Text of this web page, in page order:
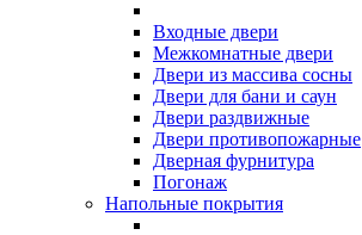
Входные двери
Межкомнатные двери
Двери из массива сосны
Двери для бани и саун
Двери раздвижные
Двери противопожарные
Дверная фурнитура
Погонаж
Напольные покрытия